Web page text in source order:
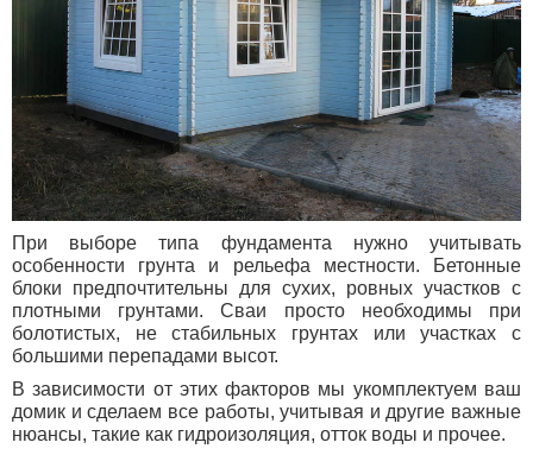
При выборе типа фундамента нужно учитывать
особенности грунта и рельефа местности. Бетонные
блоки предпочтительны для сухих, ровных участков с
плотными грунтами. Сваи просто необходимы при
болотистых, не стабильных грунтах или участках с
большими перепадами высот.
В зависимости от этих факторов мы укомплектуем ваш
домик и сделаем все работы, учитывая и другие важные
нюансы, такие как гидроизоляция, отток воды и прочее.